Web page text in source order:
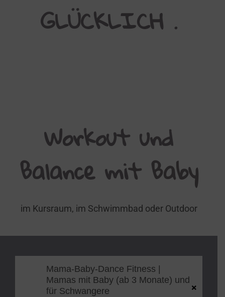
GLÜCKLICH .
Workout und
Balance mit Baby
im Kursraum, im Schwimmbad oder Outdoor
Mama-Baby-Dance Fitness |
Mamas mit Baby (ab 3 Monate) und
für Schwangere
×